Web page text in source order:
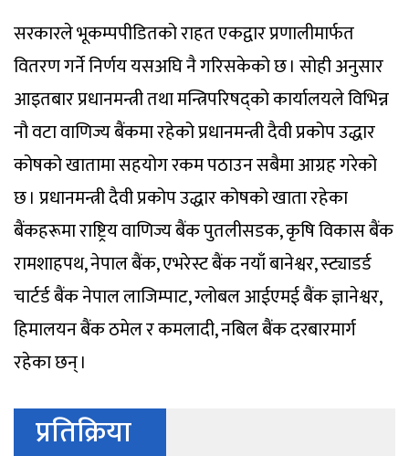
सरकारले भूकम्पपीडितको राहत एकद्वार प्रणालीमार्फत
वितरण गर्ने निर्णय यसअघि नै गरिसकेको छ । सोही अनुसार
आइतबार प्रधानमन्त्री तथा मन्त्रिपरिषद्को कार्यालयले विभिन्न
नौ वटा वाणिज्य बैंकमा रहेको प्रधानमन्त्री दैवी प्रकोप उद्धार
कोषको खातामा सहयोग रकम पठाउन सबैमा आग्रह गरेको
छ । प्रधानमन्त्री दैवी प्रकोप उद्धार कोषको खाता रहेका
बैंकहरूमा राष्ट्रिय वाणिज्य बैंक पुतलीसडक, कृषि विकास बैंक
रामशाहपथ, नेपाल बैंक, एभरेस्ट बैंक नयाँ बानेश्वर, स्ट्याडर्ड
चार्टर्ड बैंक नेपाल लाजिम्पाट, ग्लोबल आईएमई बैंक ज्ञानेश्वर,
हिमालयन बैंक ठमेल र कमलादी, नबिल बैंक दरबारमार्ग
रहेका छन् ।
प्रतिक्रिया